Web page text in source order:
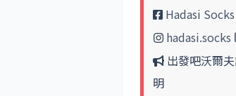
Hadasi Socks
hadasi.socks
出發吧沃爾
明